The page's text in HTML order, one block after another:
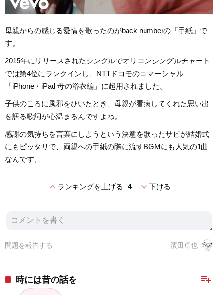
母親からの感じる愛情を歌ったのがback numberの『手紙』で
す。
2015年にリリースされたシングルでオリコンシングルチャート
では第4位にランクインし、NTTドコモのコマーシャル
「iPhone・iPad 母の浴衣編」に起用されました。
子供のころに風邪をひいたとき、母親が看病してくれた思い出
を語る歌詞が心温まるんですよね。
感謝の気持ちを言葉にしようという決意を歌ったサビが結婚式
にもピッタリで、両親への手紙の際に流すBGMにも人気の1曲
なんです。
expand_lessランキングを上げる 4 expand_more下げる
濱田卓也
問題を報告する
playlist_add
時には昔の話を